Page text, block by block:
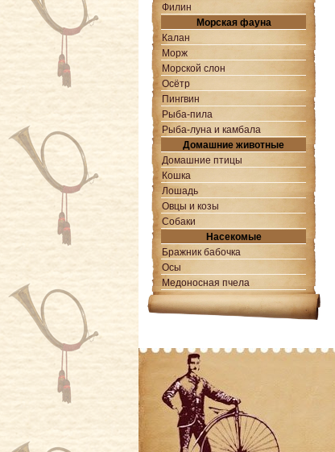
Филин
Морская фауна
Калан
Морж
Морской слон
Осётр
Пингвин
Рыба-пила
Рыба-луна и камбала
Домашние животные
Домашние птицы
Кошка
Лошадь
Овцы и козы
Собаки
Насекомые
Бражник бабочка
Осы
Медоносная пчела